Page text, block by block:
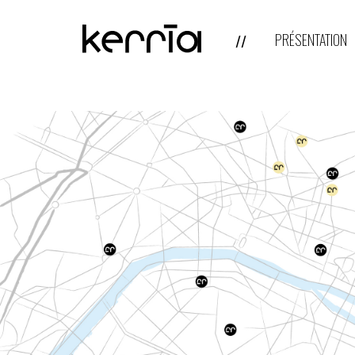
// PRÉSENTATION